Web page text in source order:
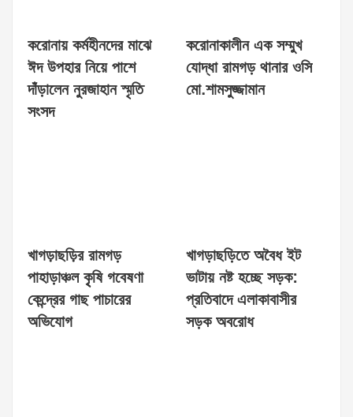
করোনায় কর্মহীনদের মাঝে
ঈদ উপহার নিয়ে পাশে
দাঁড়ালেন নুরজাহান স্মৃতি
সংসদ
করোনাকালীন এক সম্মুখ
যোদ্ধা রামগড় থানার ওসি
মো.শামসুজ্জামান
খাগড়াছড়ির রামগড়
পাহাড়াঞ্চল কৃৃষি গবেষণা
কেন্দ্রের গাছ পাচারের
অভিযোগ
খাগড়াছড়িতে অবৈধ ইট
ভাটায় নষ্ট হচ্ছে সড়ক:
প্রতিবাদে এলাকাবাসীর
সড়ক অবরোধ